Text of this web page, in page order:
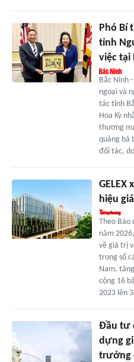
Phó Bí
tỉnh
việc tại
Bắc Ninh
ngoại và
tác tỉnh
Hoa Kỳ
thương
quảng bá
đối tác,
hiệu
Theo Báo
năm
về giá trị
trong số
Nam,
cộng 16
2023 lên
Đầu tư
dựng
trưởng